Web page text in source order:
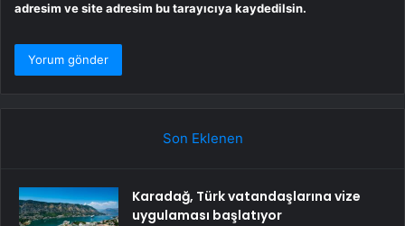
adresim ve site adresim bu tarayıcıya kaydedilsin.
Son Eklenen
Karadağ, Türk vatandaşlarına vize
uygulaması başlatıyor